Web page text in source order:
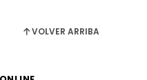
VOLVER ARRIBA